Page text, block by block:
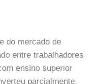
do mercado de
entre trabalhadores
ensino superior
parcialmente,